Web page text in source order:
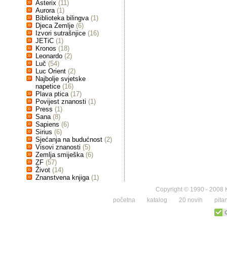
Asterix (11)
Aurora (1)
Biblioteka bilingva (1)
Djeca Zemlje (6)
Izvori sutrašnjice (16)
JETiC (1)
Kronos (18)
Leonardo (2)
Luč (54)
Luc Orient (2)
Najbolje svjetske
napetice (16)
Plava ptica (17)
Povijest znanosti (1)
Press (1)
Sana (8)
Sapiens (6)
Sirius (6)
Sjećanja na budućnost (2)
Visovi znanosti (5)
Zemlja smiješka (6)
ZF (57)
Život (14)
Znanstvena knjiga (1)
Copyright © 1990 - 2008
početna
katalog 20 novih